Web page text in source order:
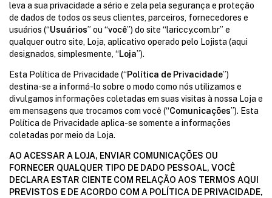
leva a sua privacidade a sério e zela pela segurança e proteção
de dados de todos os seus clientes, parceiros, fornecedores e
usuários (“Usuários” ou “você”) do site “lariccy.com.br” e
qualquer outro site, Loja, aplicativo operado pelo Lojista (aqui
designados, simplesmente, “Loja”).
Esta Política de Privacidade (“Política de Privacidade”)
destina-se a informá-lo sobre o modo como nós utilizamos e
divulgamos informações coletadas em suas visitas à nossa Loja e
em mensagens que trocamos com você (“Comunicações”). Esta
Política de Privacidade aplica-se somente a informações
coletadas por meio da Loja.
AO ACESSAR A LOJA, ENVIAR COMUNICAÇÕES OU
FORNECER QUALQUER TIPO DE DADO PESSOAL, VOCÊ
DECLARA ESTAR CIENTE COM RELAÇÃO AOS TERMOS AQUI
PREVISTOS E DE ACORDO COM A POLÍTICA DE PRIVACIDADE,